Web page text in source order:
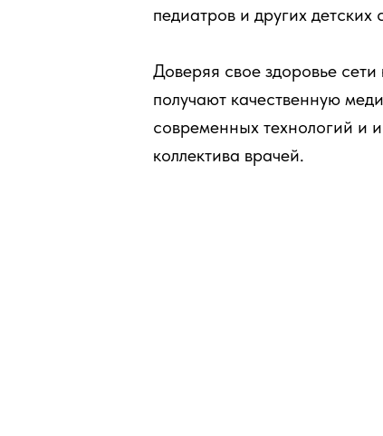
педиатров и других детских
Доверяя свое здоровье
получают качественную
современных технологий и
коллектива врачей.